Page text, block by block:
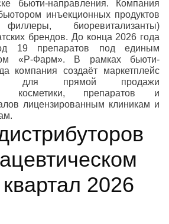
бьюти-направления. Компания
инъекционных продуктов
филлеры, биоревитализанты)
брендов. До конца 2026 года
19 препаратов под единым
«Р-Фарм». В рамках бьюти-
компания создаёт маркетплейс
для прямой продажи
косметики, препаратов и
лицензированным клиникам и
2026